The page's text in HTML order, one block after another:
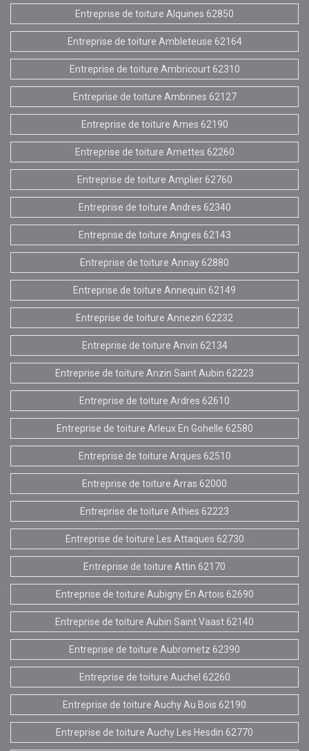
Entreprise de toiture Alquines 62850
Entreprise de toiture Ambleteuse 62164
Entreprise de toiture Ambricourt 62310
Entreprise de toiture Ambrines 62127
Entreprise de toiture Ames 62190
Entreprise de toiture Amettes 62260
Entreprise de toiture Amplier 62760
Entreprise de toiture Andres 62340
Entreprise de toiture Angres 62143
Entreprise de toiture Annay 62880
Entreprise de toiture Annequin 62149
Entreprise de toiture Annezin 62232
Entreprise de toiture Anvin 62134
Entreprise de toiture Anzin Saint Aubin 62223
Entreprise de toiture Ardres 62610
Entreprise de toiture Arleux En Gohelle 62580
Entreprise de toiture Arques 62510
Entreprise de toiture Arras 62000
Entreprise de toiture Athies 62223
Entreprise de toiture Les Attaques 62730
Entreprise de toiture Attin 62170
Entreprise de toiture Aubigny En Artois 62690
Entreprise de toiture Aubin Saint Vaast 62140
Entreprise de toiture Aubrometz 62390
Entreprise de toiture Auchel 62260
Entreprise de toiture Auchy Au Bois 62190
Entreprise de toiture Auchy Les Hesdin 62770